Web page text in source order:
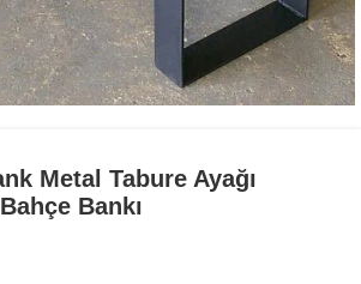
Metal Tabure Ayağı
Bankı